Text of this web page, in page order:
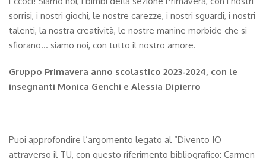
sorrisi, i nostri giochi, le nostre carezze, i nostri sguardi, i nostri
talenti, la nostra creatività, le nostre manine morbide che si
sfiorano… siamo noi, con tutto il nostro amore.
Gruppo Primavera anno scolastico 2023-2024, con le
insegnanti Monica Genchi e Alessia Dipierro
Puoi approfondire l’argomento legato al “Divento IO
attraverso il TU, con questo riferimento bibliografico: Carmen